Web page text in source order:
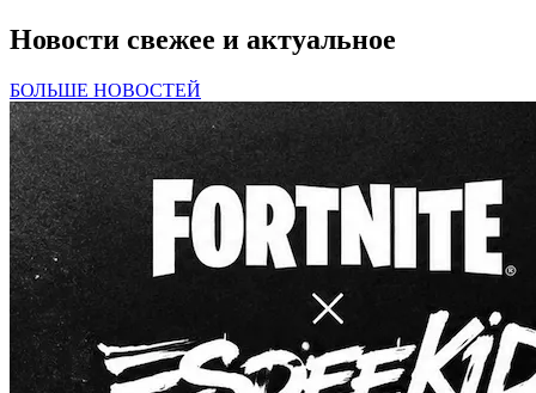
Новости свежее и актуальное
БОЛЬШЕ НОВОСТЕЙ